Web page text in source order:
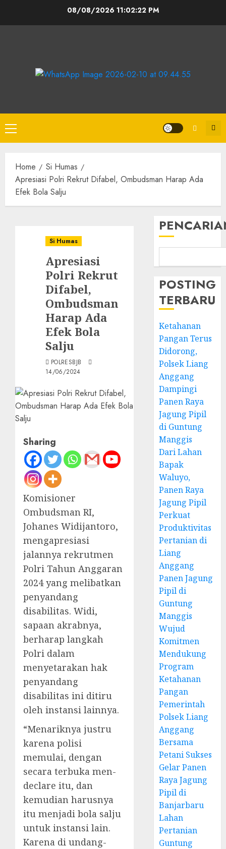
08/08/2026 11:02:22 PM
Home
Si Humas
Apresiasi Polri Rekrut Difabel, Ombudsman Harap Ada
Efek Bola Salju
Si Humas
Apresiasi
Polri Rekrut
Difabel,
Ombudsman
Harap Ada
Efek Bola
Salju
POLRESBJB
14/06/2024
Sharing
Komisioner
Ombudsman RI,
Johanes Widijantoro,
mengapresiasi
jalannya rekrutmen
Polri Tahun Anggaran
2024 yang melibatkan
penyandang
disabilitas. Widi,
sapaan akrabnya,
berharap langkah
Polri dalam
menyetarakan hak
penyandang
disabilitas ini ditiru
oleh instansi lainnya.
“Menariknya justru
karena polisi
memulai, dengan
secara terbuka men-
declare itu, dan
kemudian harusnya
itu menjadi bola salju
untuk instansi lain.
Karena di undang-
POSTING
TERBARU
Ketahanan
Pangan Terus
Didorong,
Polsek Liang
Anggang
Dampingi
Panen Raya
Jagung Pipil
di Guntung
Manggis
Dari Lahan
Bapak
Waluyo,
Panen Raya
Jagung Pipil
Perkuat
Produktivitas
Pertanian di
Liang
Anggang
Panen Jagung
Pipil di
Guntung
Manggis
Wujud
Komitmen
Mendukung
Program
Ketahanan
Pangan
Pemerintah
Polsek Liang
Anggang
Bersama
Petani Sukses
Gelar Panen
Raya Jagung
Pipil di
Banjarbaru
Lahan
Pertanian
Guntung